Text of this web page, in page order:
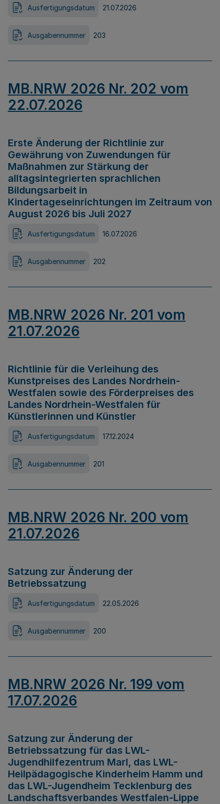
Ausfertigungsdatum 21.07.2026
Ausgabennummer 203
MB.NRW 2026 Nr. 202 vom
22.07.2026
Erste Änderung der Richtlinie zur
Gewährung von Zuwendungen für
Maßnahmen zur Stärkung der
alltagsintegrierten sprachlichen
Bildungsarbeit in
Kindertageseinrichtungen im Zeitraum von
August 2026 bis Juli 2027
Ausfertigungsdatum 16.07.2026
Ausgabennummer 202
MB.NRW 2026 Nr. 201 vom
21.07.2026
Richtlinie für die Verleihung des
Kunstpreises des Landes Nordrhein-
Westfalen sowie des Förderpreises des
Landes Nordrhein-Westfalen für
Künstlerinnen und Künstler
Ausfertigungsdatum 17.12.2024
Ausgabennummer 201
MB.NRW 2026 Nr. 200 vom
21.07.2026
Satzung zur Änderung der
Betriebssatzung
Ausfertigungsdatum 22.05.2026
Ausgabennummer 200
MB.NRW 2026 Nr. 199 vom
17.07.2026
Satzung zur Änderung der
Betriebssatzung für das LWL-
Jugendhilfezentrum Marl, das LWL-
Heilpädagogische Kinderheim Hamm und
das LWL-Jugendheim Tecklenburg des
Landschaftsverbandes Westfalen-Lippe